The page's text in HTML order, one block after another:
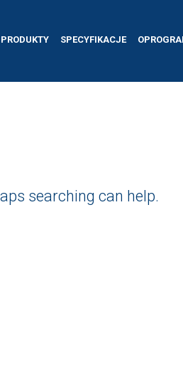
PRODUKTY SPECYFIKACJE
searching can help.